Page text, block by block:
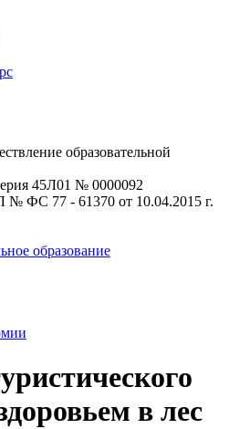
образовательной
45Л01 № 0000092
ФС 77 - 61370 от 10.04.2015 г.
образование
в лес